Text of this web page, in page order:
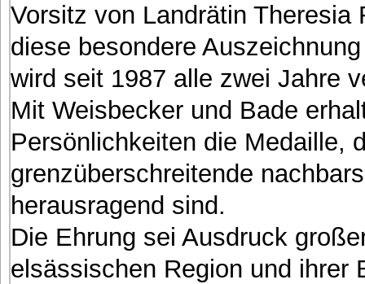
Vorsitz von Landrätin
diese besondere
wird seit 1987 alle zwei Jahre
Mit Weisbecker und Bade
Persönlichkeiten die Medaille,
grenzüberschreitende
herausragend sind.
Die Ehrung sei Ausdruck
elsässischen Region und ihrer